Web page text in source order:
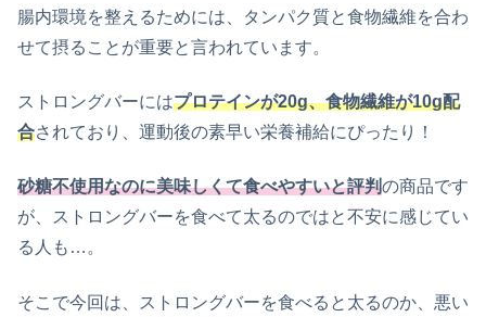
腸内環境を整えるためには、タンパク質と食物繊維を合わ
せて摂ることが重要と言われています。
ストロングバーにはプロテインが20g、食物繊維が10g配
合されており、運動後の素早い栄養補給にぴったり！
砂糖不使用なのに美味しくて食べやすいと評判の商品です
が、ストロングバーを食べて太るのではと不安に感じてい
る人も…。
そこで今回は、ストロングバーを食べると太るのか、悪い